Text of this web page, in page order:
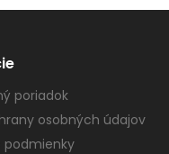
poriadok
osobných údajov
podmienky